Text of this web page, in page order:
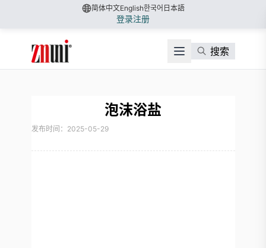
简体中文English한국어 日本語
登录注册
搜索
泡沫浴盐
发布时间：2025-05-29